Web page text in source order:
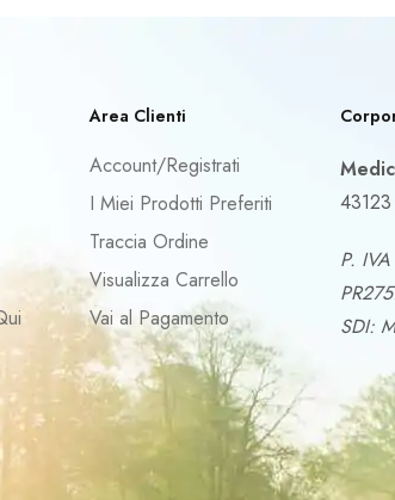
Area Clienti
Account/Registrati
I Miei Prodotti Preferiti
Traccia Ordine
Visualizza Carrello
Vai al Pagamento
P.
SDI: